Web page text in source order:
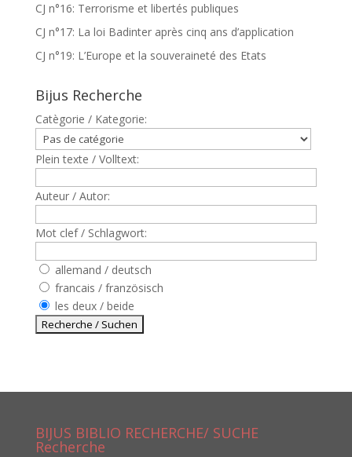
CJ n°16: Terrorisme et libertés publiques
CJ n°17: La loi Badinter après cinq ans d’application
CJ n°19: L’Europe et la souveraineté des Etats
Bijus Recherche
Catègorie / Kategorie:
Plein texte / Volltext:
Auteur / Autor:
Mot clef / Schlagwort:
allemand / deutsch
francais / französisch
les deux / beide
BIJUS BIBLIO RECHERCHE/ SUCHE
Recherche